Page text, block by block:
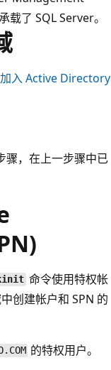
载了 SQL Server。
入 Active Directory
骤，在上一步骤中已
命令使用特权帐
创建帐户和 SPN 的
的特权用户。